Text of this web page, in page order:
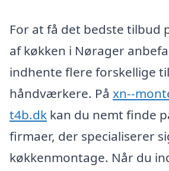
For at få det bedste tilbud
af køkken i Nørager
indhente flere forskellige
håndværkere. På xn--
t4b.dk kan du nemt finde
firmaer, der specialiserer
køkkenmontage. Når du